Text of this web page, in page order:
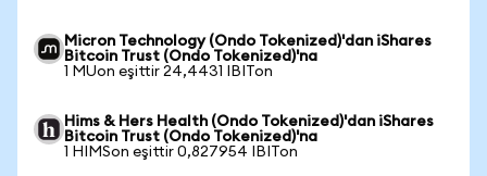
Micron Technology (Ondo Tokenized)'dan iShares
Bitcoin Trust (Ondo Tokenized)'na
1 MUon eşittir 24,4431 IBITon
Hims & Hers Health (Ondo Tokenized)'dan iShares
Bitcoin Trust (Ondo Tokenized)'na
1 HIMSon eşittir 0,827954 IBITon